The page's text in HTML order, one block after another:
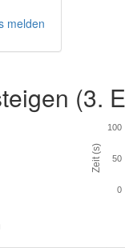
melden
(3.
Zeit (s)
0
50
100